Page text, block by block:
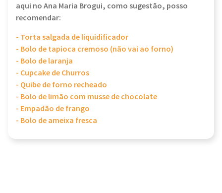
aqui no Ana Maria Brogui, como sugestão, posso
recomendar:
- Torta salgada de liquidificador
- Bolo de tapioca cremoso (não vai ao forno)
- Bolo de laranja
- Cupcake de Churros
- Quibe de forno recheado
- Bolo de limão com musse de chocolate
- Empadão de frango
- Bolo de ameixa fresca